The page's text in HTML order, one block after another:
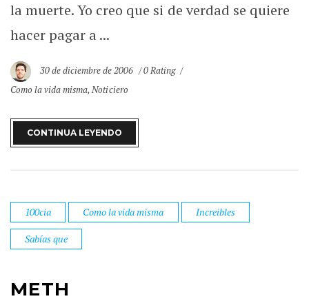
la muerte. Yo creo que si de verdad se quiere
hacer pagar a ...
30 de diciembre de 2006
0 Rating
Como la vida misma,Noticiero
CONTINUA LEYENDO
100cia Como la vida misma Increibles
Sabías que
METH